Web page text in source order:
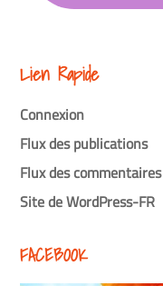
Lien Rapide
Connexion
Flux des publications
Flux des commentaires
Site de WordPress-FR
FACEBOOK